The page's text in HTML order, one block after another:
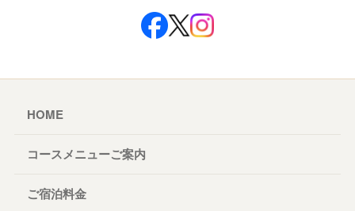
HOME
コースメニューご案内
ご宿泊料金